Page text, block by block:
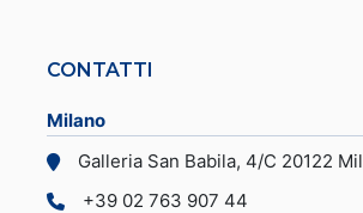
CONTATTI
Milano
Galleria San Babila, 4/C 20122
+39 02 763 907 44